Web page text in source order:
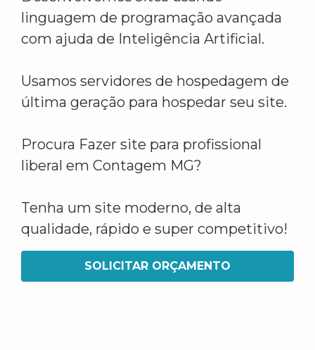
linguagem de programação avançada
com ajuda de Inteligência Artificial.
Usamos servidores de hospedagem de
última geração para hospedar seu site.
Procura Fazer site para profissional
liberal em Contagem MG?
Tenha um site moderno, de alta
qualidade, rápido e super competitivo!
SOLICITAR ORÇAMENTO